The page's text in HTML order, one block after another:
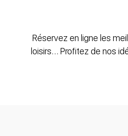
Réservez en ligne les
loisirs… Profitez de nos